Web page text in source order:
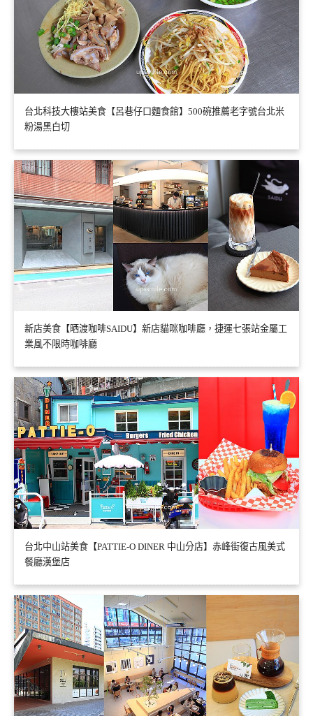
台北科技大樓站美食【呂巷仔口麵食館】500碗推薦老字號台北米
粉湯黑白切
新店美食【晒渡咖啡SAIDU】新店貓咪咖啡廳，捷運七張站金屬工
業風不限時咖啡廳
台北中山站美食【PATTIE-O DINER 中山分店】赤峰街復古風美式
餐廳漢堡店